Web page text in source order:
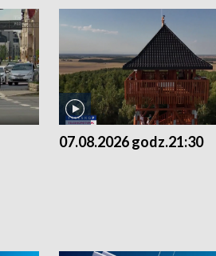
07.08.2026 godz.21:30